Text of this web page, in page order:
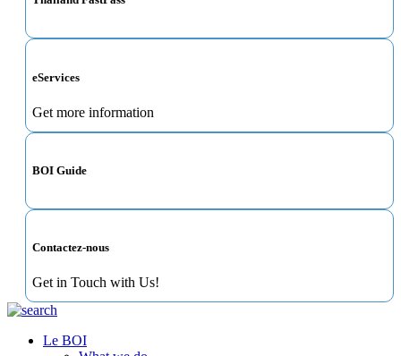
eServices
Get more information
BOI Guide
Contactez-nous
Get in Touch with Us!
Le BOI